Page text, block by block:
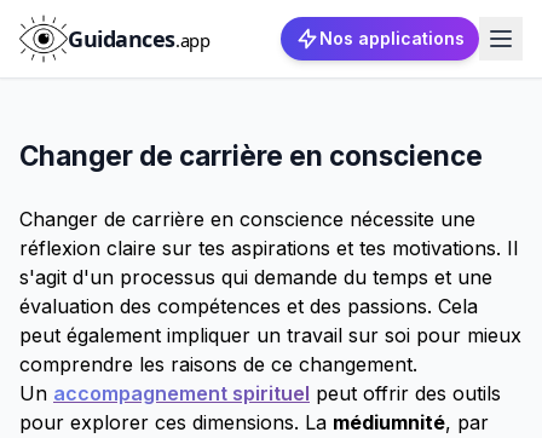
Guidances.app Nos applications
Changer de carrière en conscience
Changer de carrière en conscience nécessite une
réflexion claire sur tes aspirations et tes motivations. Il
s'agit d'un processus qui demande du temps et une
évaluation des compétences et des passions. Cela
peut également impliquer un travail sur soi pour mieux
comprendre les raisons de ce changement.
Un accompagnement spirituel peut offrir des outils
pour explorer ces dimensions. La médiumnité, par